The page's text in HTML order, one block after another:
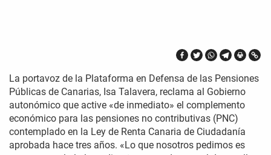
La portavoz de la Plataforma en Defensa de las Pensiones
Públicas de Canarias, Isa Talavera, reclama al Gobierno
autonómico que active «de inmediato» el complemento
económico para las pensiones no contributivas (PNC)
contemplado en la Ley de Renta Canaria de Ciudadanía
aprobada hace tres años. «Lo que nosotros pedimos es